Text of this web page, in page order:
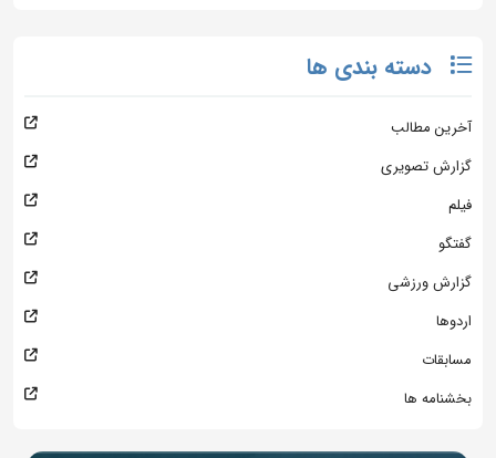
دسته بندی ها
آخرین مطالب
گزارش تصویری
فیلم
گفتگو
گزارش ورزشی
اردوها
مسابقات
بخشنامه ها